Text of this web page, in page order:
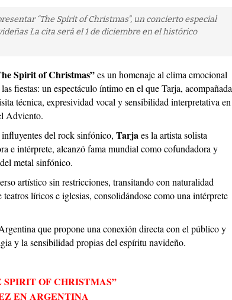
“The Spirit of Christmas”, un concierto especial
La cita será el 1 de diciembre en el histórico
Spirit of Christmas”es un homenaje al clima emocional
fiestas: un espectáculo íntimo en el que Tarja, acompañada
técnica, expresividad vocal y sensibilidad interpretativa en
Adviento.
del rock sinfónico, Tarjaes la artista solista
e intérprete, alcanzó fama mundial como cofundadora y
metal sinfónico.
artístico sin restricciones, transitando con naturalidad
líricos e iglesias, consolidándose como una intérprete
que propone una conexión directa con el público y
y la sensibilidad propias del espíritu navideño.
SPIRIT OF CHRISTMAS”
EN ARGENTINA